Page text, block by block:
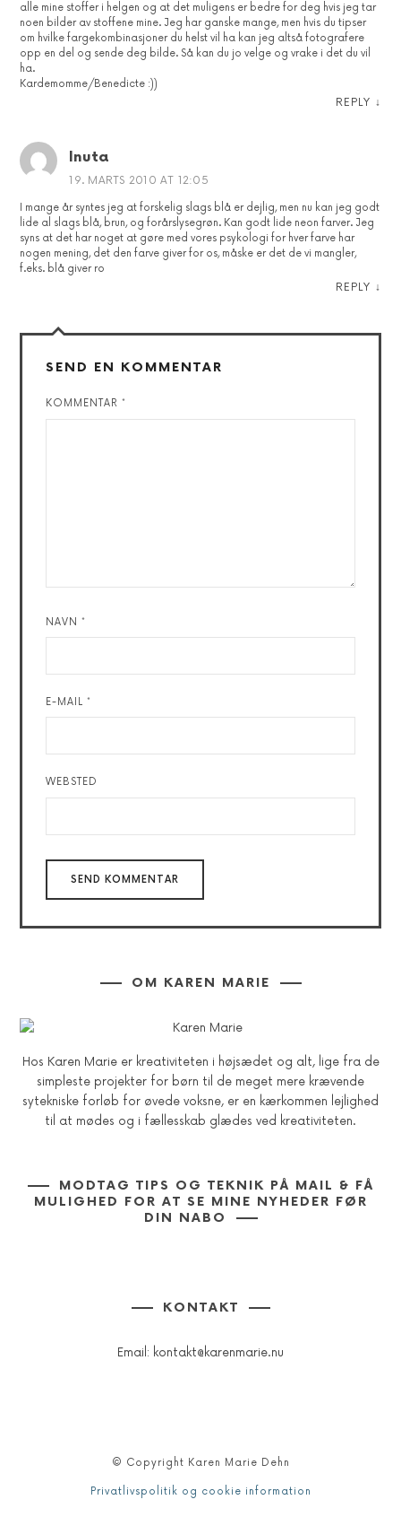
alle mine stoffer i helgen og at det muligens er bedre for deg hvis jeg tar
noen bilder av stoffene mine. Jeg har ganske mange, men hvis du tipser
om hvilke fargekombinasjoner du helst vil ha kan jeg altså fotografere
opp en del og sende deg bilde. Så kan du jo velge og vrake i det du vil
ha.
Kardemomme/Benedicte :))
REPLY ↓
Inuta
19. MARTS 2010 AT 12:05
I mange år syntes jeg at forskelig slags blå er dejlig, men nu kan jeg godt
lide al slags blå, brun, og forårslysegrøn. Kan godt lide neon farver. Jeg
syns at det har noget at gøre med vores psykologi for hver farve har
nogen mening, det den farve giver for os, måske er det de vi mangler,
f.eks. blå giver ro
REPLY ↓
SEND EN KOMMENTAR
KOMMENTAR*
NAVN*
E-MAIL*
WEBSTED
OM KAREN MARIE
Hos Karen Marie er kreativiteten i højsædet og alt, lige fra de
simpleste projekter for børn til de meget mere krævende
sytekniske forløb for øvede voksne, er en kærkommen lejlighed
til at mødes og i fællesskab glædes ved kreativiteten.
MODTAG TIPS OG TEKNIK PÅ MAIL & FÅ
MULIGHED FOR AT SE MINE NYHEDER FØR
DIN NABO
KONTAKT
Email: kontakt@karenmarie.nu
© Copyright Karen Marie Dehn
Privatlivspolitik og cookie information